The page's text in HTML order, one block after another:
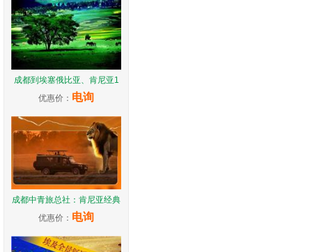
成都到埃塞俄比亚、肯尼亚1
优惠价： 电询
成都中青旅总社：肯尼亚经典
优惠价： 电询